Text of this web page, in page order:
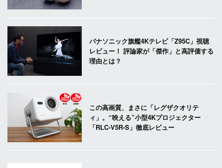
パナソニック旗艦4Kテレビ「Z95C」視聴
レビュー！ 評論家が「傑作」と高評価する
理由とは？
この高画質、まさに「レグザクオリテ
ィ」。“映える”小型4Kプロジェクター
「RLC-V5R-S」徹底レビュー